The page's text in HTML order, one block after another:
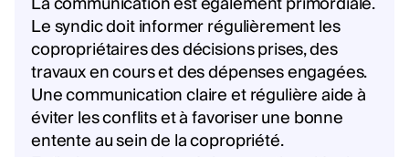
Le syndic doit informer régulièrement les
copropriétaires des décisions prises, des
travaux en cours et des dépenses engagées.
Une communication claire et régulière aide à
éviter les conflits et à favoriser une bonne
entente au sein de la copropriété.